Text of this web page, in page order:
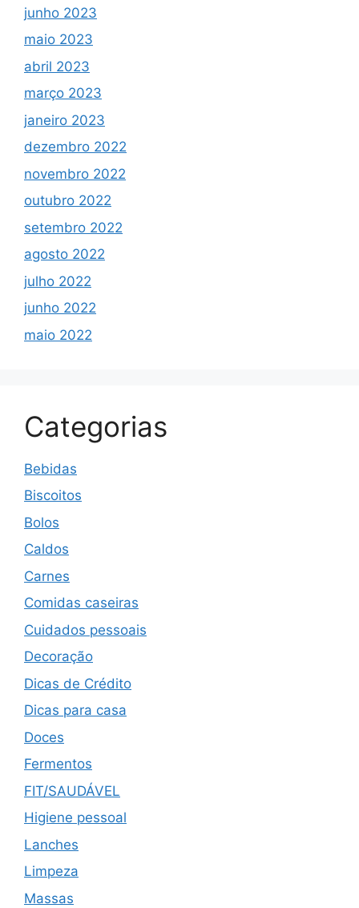
junho 2023
maio 2023
abril 2023
março 2023
janeiro 2023
dezembro 2022
novembro 2022
outubro 2022
setembro 2022
agosto 2022
julho 2022
junho 2022
maio 2022
Categorias
Bebidas
Biscoitos
Bolos
Caldos
Carnes
Comidas caseiras
Cuidados pessoais
Decoração
Dicas de Crédito
Dicas para casa
Doces
Fermentos
FIT/SAUDÁVEL
Higiene pessoal
Lanches
Limpeza
Massas